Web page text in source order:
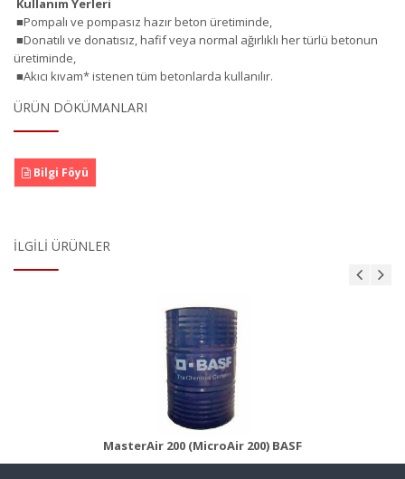
Kullanım Yerleri
■Pompalı ve pompasız hazır beton üretiminde,
■Donatılı ve donatısız, hafif veya normal ağırlıklı her türlü betonun
üretiminde,
■Akıcı kıvam* istenen tüm betonlarda kullanılır.
ÜRÜN DÖKÜMANLARI
Bilgi Föyü
İLGILI ÜRÜNLER
MasterAir 200 (MicroAir 200) BASF
MasterAir 200B (MicroAir 200B)
Ürün Detayı